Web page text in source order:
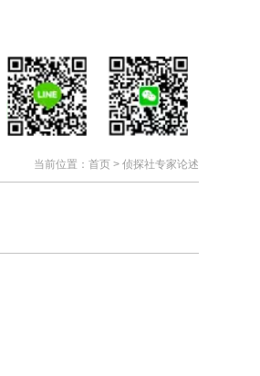
当前位置： 首页> 侦探社专家论述